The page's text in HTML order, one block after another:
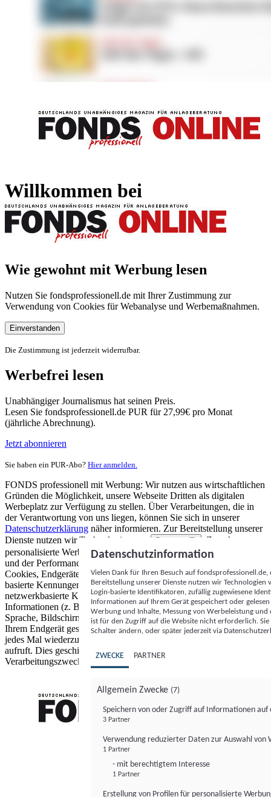
Willkommen bei
Wie gewohnt mit Werbung lesen
Nutzen Sie fondsprofessionell.de mit Ihrer Zustimmung zur
Verwendung von Cookies für Webanalyse und Werbemaßnahmen.
Einverstanden
Die Zustimmung ist jederzeit widerrufbar.
Werbefrei lesen
Unabhängiger Journalismus hat seinen Preis.
Lesen Sie fondsprofessionell.de PUR für 27,99€ pro Monat
(jährliche Abrechnung).
Jetzt abonnieren
Sie haben ein PUR-Abo? Hier anmelden.
FONDS professionell mit Werbung: Wir nutzen aus wirtschaftlichen
Gründen die Möglichkeit, unsere Webseite Dritten als digitalen
Werbeplatz zur Verfügung zu stellen. Über Verarbeitungen, die in
der Verantwortung von uns liegen, können Sie sich in unserer
Datenschutzerklärung näher informieren. Zur Bereitstellung unserer
Dienste nutzen wir Technologien von
Partnern (5)
. Zwecke:
personalisierte Werbung und Inhalte, Messung von Werbeleistung
und der Performance von Inhalten sowie Zielgruppenforschung.
Cookies, Endgeräte- oder ähnliche Online-Kennungen (z. B. login-
basierte Kennungen, zufällig generierte Kennungen,
netzwerkbasierte Kennungen) können zusammen mit anderen
Informationen (z. B. Browsertyp und Browserinformationen,
Sprache, Bildschirmgröße, unterstützte Technologien usw.) auf
Ihrem Endgerät gespeichert oder von dort ausgelesen werden, um es
jedes Mal wiederzuerkennen, wenn es eine App oder einer Webseite
aufruft. Dies geschieht für einen oder mehrere der hier aufgeführten
Verarbeitungszwecke.
Datenschutzinformation
Vielen Dank für Ihren Besuch auf
Bereitstellung unserer Dienste nutzen wir Technologien
Login-basierte Identifikatoren, zufällig zugewiesene
Informationen auf Ihrem Gerät gespeichert oder
Werbung und Inhalte, Messung von Werbeleistung
ist für den Zugriff auf die Website nicht erforderlich.
Schalter ändern, oder später jederzeit via
ZWECKE PARTNER
Allgemein Zwecke (7)
Speichern von oder Zugriff auf Informationen auf
3 Partner
Verwendung reduzierter Daten zur Auswahl von
1 Partner
- mit berechtigtem Interesse
1 Partner
Erstellung von Profilen für personalisierte
FONDS professionell